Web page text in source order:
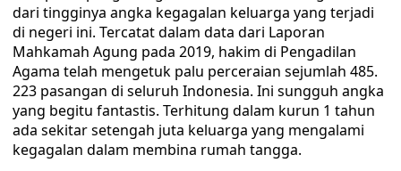
dari tingginya angka kegagalan keluarga yang terjadi
di negeri ini. Tercatat dalam data dari Laporan
Mahkamah Agung pada 2019, hakim di Pengadilan
Agama telah mengetuk palu perceraian sejumlah 485.
223 pasangan di seluruh Indonesia. Ini sungguh angka
yang begitu fantastis. Terhitung dalam kurun 1 tahun
ada sekitar setengah juta keluarga yang mengalami
kegagalan dalam membina rumah tangga.